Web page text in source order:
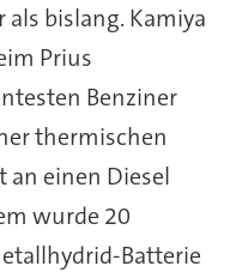
bislang. Kamiya
Prius
Benziner
thermischen
an einen Diesel
wurde 20
Batterie